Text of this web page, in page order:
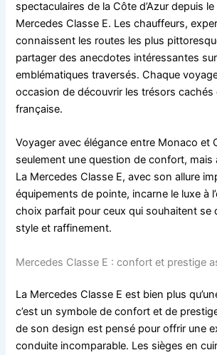
spectaculaires de la Côte d’Azur depuis
Mercedes Classe E. Les chauffeurs,
connaissent les routes les plus
partager des anecdotes intéressantes
emblématiques traversés. Chaque
occasion de découvrir les trésors cachés
française.
Voyager avec élégance entre Monaco et
seulement une question de confort, mais
La Mercedes Classe E, avec son allure
équipements de pointe, incarne le luxe à
choix parfait pour ceux qui souhaitent se
style et raffinement.
Mercedes Classe E : confort et prestige
La Mercedes Classe E est bien plus
c’est un symbole de confort et de
de son design est pensé pour offrir une
conduite incomparable. Les sièges en